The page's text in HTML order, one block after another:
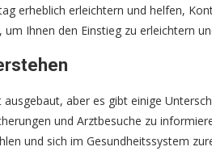
erheblich erleichtern und helfen,
Ihnen den Einstieg zu erleichtern
aber es gibt einige
und Arztbesuche zu
und sich im Gesundheitssystem